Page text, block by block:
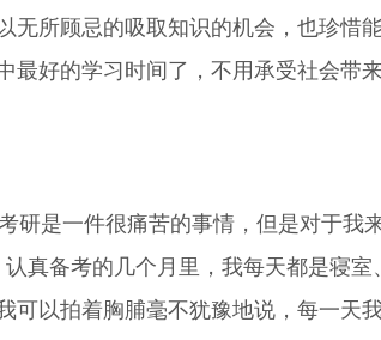
无所顾忌的吸取知识的机会，也珍惜
最好的学习时间了，不用承受社会带
是一件很痛苦的事情，但是对于我
真备考的几个月里，我每天都是寝
可以拍着胸脯毫不犹豫地说，每一天